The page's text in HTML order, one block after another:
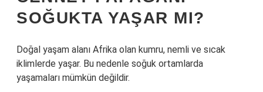
SOĞUKTA YAŞAR MI?
Doğal yaşam alanı Afrika olan kumru, nemli ve sıcak
iklimlerde yaşar. Bu nedenle soğuk ortamlarda
yaşamaları mümkün değildir.